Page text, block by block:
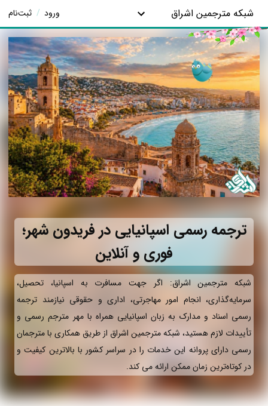
شبکه مترجمین اشراق ورود / ثبت‌نام
ترجمه رسمی اسپانیایی در فریدون شهر؛
فوری و آنلاین
شبکه مترجمین اشراق: اگر جهت مسافرت به اسپانیا، تحصیل،
سرمایه‌گذاری، انجام امور مهاجرتی، اداری و حقوقی نیازمند ترجمه
رسمی اسناد و مدارک به زبان اسپانیایی همراه با مهر مترجم رسمی و
تأییدات لازم هستید، شبکه مترجمین اشراق از طریق همکاری با مترجمان
رسمی دارای پروانه این خدمات را در سراسر کشور با بالاترین کیفیت و
در کوتاه‌ترین زمان ممکن ارائه می‌ کند.